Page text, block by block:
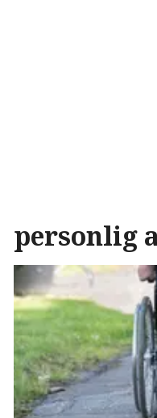
personlig